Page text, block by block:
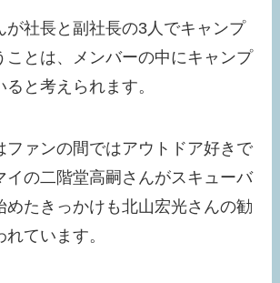
が社長と副社長の3人でキャンプ
ことは、メンバーの中にキャンプ
と考えられます。
ファンの間ではアウトドア好きで
イの二階堂高嗣さんがスキューバ
めたきっかけも北山宏光さんの勧
ています。